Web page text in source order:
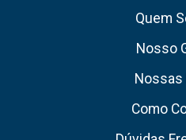
Quem
Nosso
Nossas
Como